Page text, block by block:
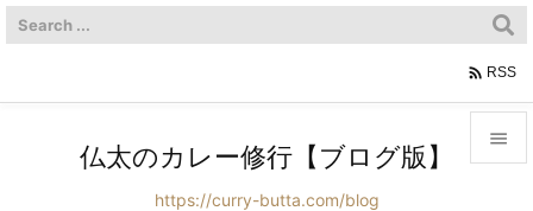

 RSS
仏太のカレー修行【ブログ版】
https://curry-butta.com/blog